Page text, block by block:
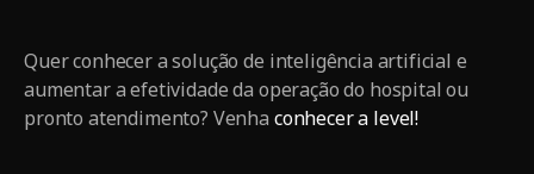
Quer conhecer a solução de inteligência artificial e
aumentar a efetividade da operação do hospital ou
pronto atendimento? Venha conhecer a level!